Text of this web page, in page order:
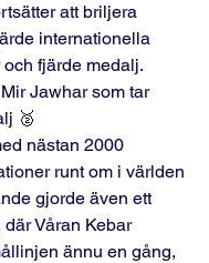
att briljera
internationella
fjärde medalj.
Jawhar som tar
🥈
nästan 2000
runt om i världen
gjorde även ett
Våran Kebar
ännu en gång,